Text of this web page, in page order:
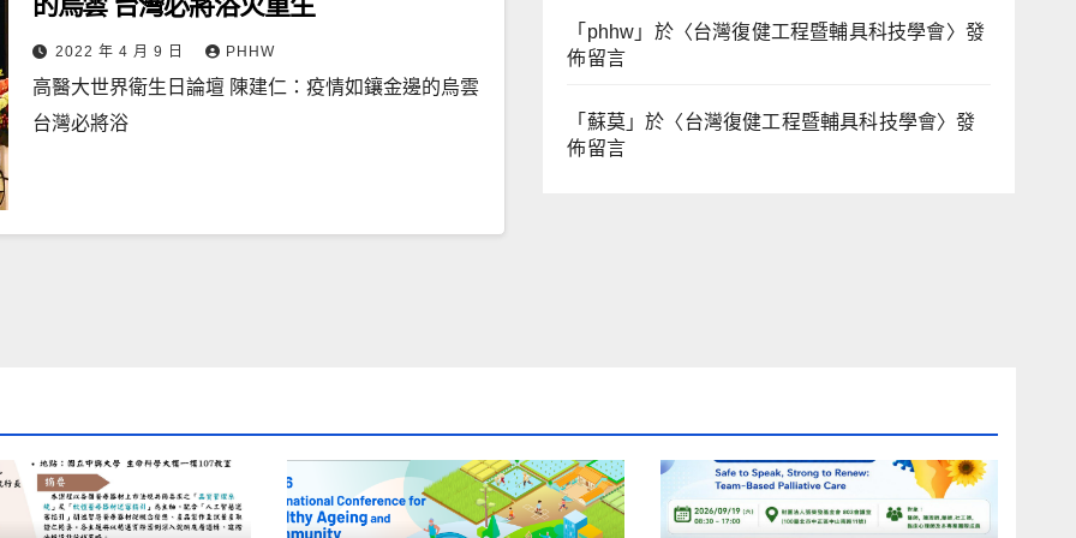
2022 年 4 月 9 日 PHHW
高醫大世界衛生日論壇 陳建仁：疫情如鑲金邊的烏雲
台灣必將浴
「 phhw 」於〈台灣復健工程暨輔具科技學會〉發
佈留言
「 蘇莫」於〈台灣復健工程暨輔具科技學會〉發
佈留言